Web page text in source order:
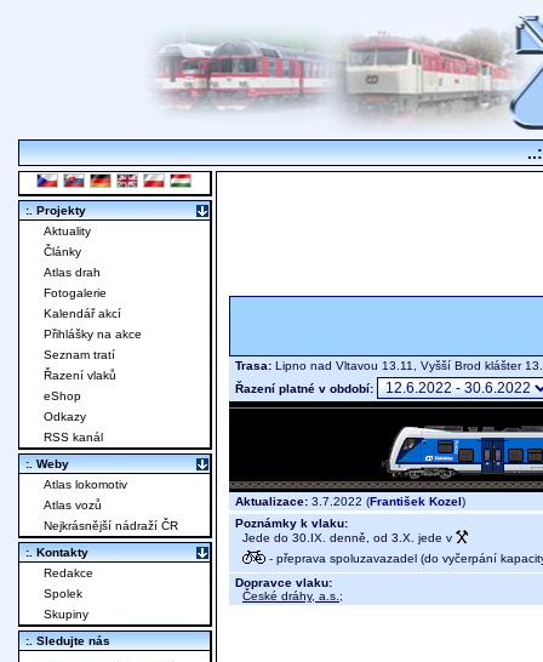
Trasa: Lipno nad Vltavou 13.11, Vyšší Brod klášter
Řazení platné v období:
Aktualizace: 3.7.2022 (František Kozel)
Poznámky k vlaku:
Jede do 30.IX. denně, od 3.X. jede v
- přeprava spoluzavazadel (do vyčerpání
Dopravce vlaku:
České dráhy, a.s. ;
:. Projekty
Aktuality
Články
Atlas drah
Fotogalerie
Kalendář akcí
Přihlášky na akce
Seznam tratí
Řazení vlaků
eShop
Odkazy
RSS kanál
:. Weby
Atlas lokomotiv
Atlas vozů
Nejkrásnější nádraží ČR
:. Kontakty
Redakce
Spolek
Skupiny
:. Sledujte nás